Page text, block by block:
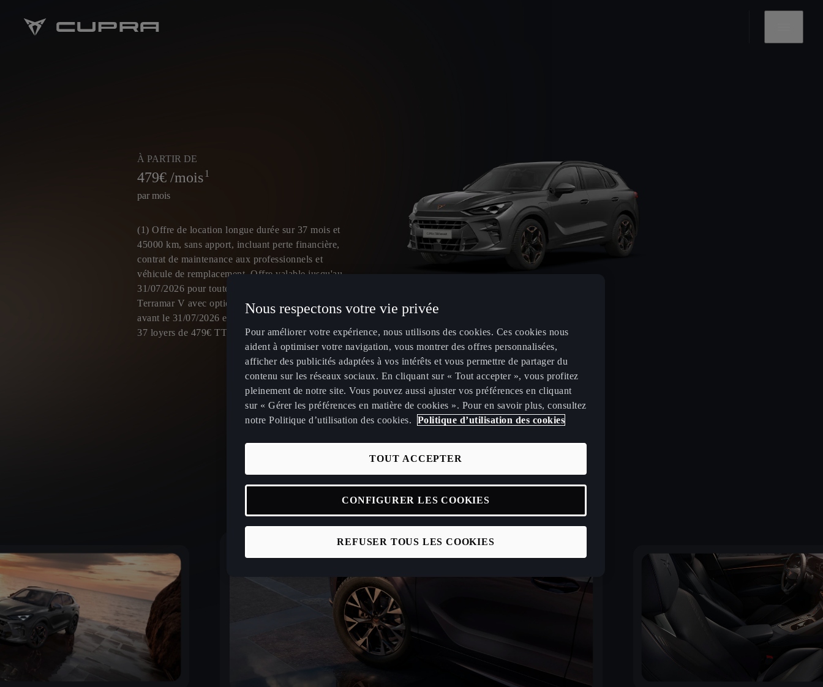
À PARTIR DE
479€ /mois1
par mois
(1) Offre de location longue durée sur 37 mois et
45000 km, sans apport, incluant perte financière,
contrat de maintenance aux professionnels et
véhicule de remplacement. Offre valable jusqu'au
31/07/2026 pour toute commande d'une CUPRA
Terramar V avec option peinture métallisée passée
avant le 31/07/2026 et livrée avant le 31/01/2027,
37 loyers de 479€ TTC.
Puissance
150 CH*
WLTP CO2 emissions
À partir de 479€ /mois1
Nous respectons votre vie privée
Pour améliorer votre expérience, nous utilisons des cookies. Ces cookies nous
aident à optimiser votre navigation, vous montrer des offres personnalisées,
afficher des publicités adaptées à vos intérêts et vous permettre de partager du
contenu sur les réseaux sociaux. En cliquant sur « Tout accepter », vous profitez
pleinement de notre site. Vous pouvez aussi ajuster vos préférences en cliquant
sur « Gérer les préférences en matière de cookies ». Pour en savoir plus, consultez
notre Politique d’utilisation des cookies.
Politique d’utilisation des cookies
REFUSER TOUS LES COOKIES
TOUT ACCEPTER
CONFIGURER LES COOKIES